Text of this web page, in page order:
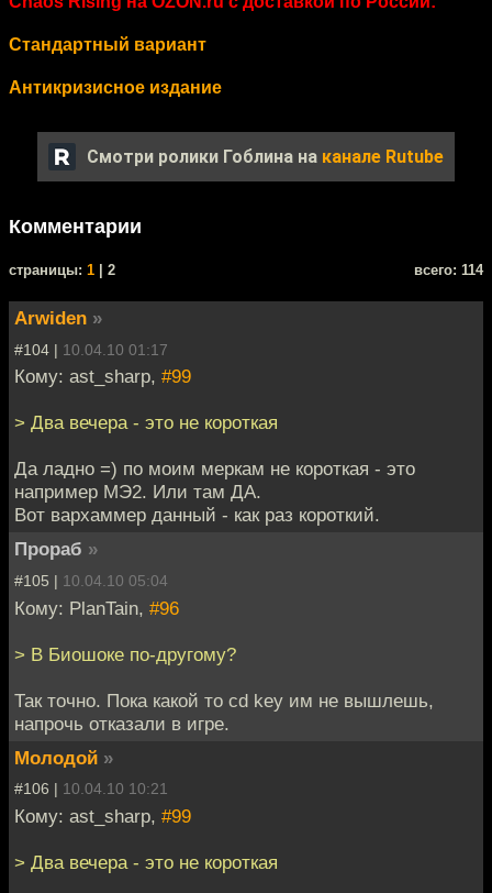
Стандартный вариант
Антикризисное издание
Смотри ролики Гоблина на канале Rutube
Комментарии
cтраницы: 1 | 2 всего: 114
Arwiden »
#104 | 10.04.10 01:17
Кому: ast_sharp, #99
> Два вечера - это не короткая
Да ладно =) по моим меркам не короткая - это
например МЭ2. Или там ДА.
Вот вархаммер данный - как раз короткий.
Прораб »
#105 | 10.04.10 05:04
Кому: PlanTain, #96
> В Биошоке по-другому?
Так точно. Пока какой то cd key им не вышлешь,
напрочь отказали в игре.
Молодой »
#106 | 10.04.10 10:21
Кому: ast_sharp, #99
> Два вечера - это не короткая